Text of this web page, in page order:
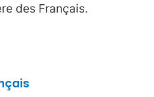
des Français.